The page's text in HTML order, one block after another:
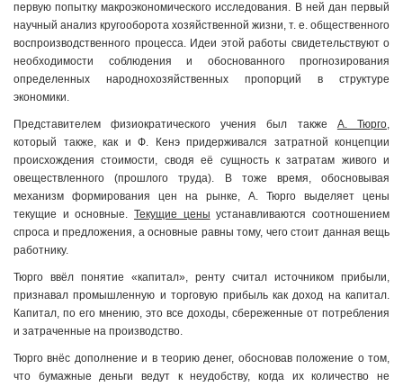
первую попытку макроэкономического исследования. В ней дан первый
научный анализ кругооборота хозяйственной жизни, т. е. общественного
воспроизводственного процесса. Идеи этой работы свидетельствуют о
необходимости соблюдения и обоснованного прогнозирования
определенных народнохозяйственных пропорций в структуре
экономики.
Представителем физиократического учения был также А. Тюрго,
который также, как и Ф. Кенэ придерживался затратной концепции
происхождения стоимости, сводя её сущность к затратам живого и
овеществленного (прошлого труда). В тоже время, обосновывая
механизм формирования цен на рынке, А. Тюрго выделяет цены
текущие и основные. Текущие цены устанавливаются соотношением
спроса и предложения, а основные равны тому, чего стоит данная вещь
работнику.
Тюрго ввёл понятие «капитал», ренту считал источником прибыли,
признавал промышленную и торговую прибыль как доход на капитал.
Капитал, по его мнению, это все доходы, сбереженные от потребления
и затраченные на производство.
Тюрго внёс дополнение и в теорию денег, обосновав положение о том,
что бумажные деньги ведут к неудобству, когда их количество не